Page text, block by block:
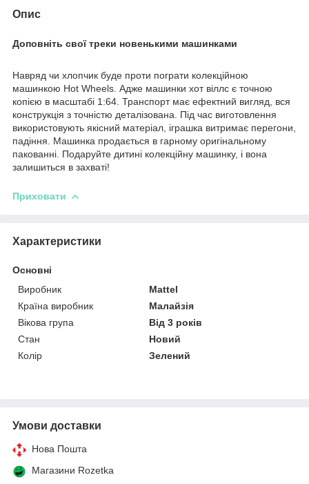
Опис
Доповніть свої треки новенькими машинками
Навряд чи хлопчик буде проти пограти колекційною
машинкою Hot Wheels. Адже машинки хот віллс є точною
копією в масштабі 1:64. Транспорт має ефектний вигляд, вся
конструкція з точністю деталізована. Під час виготовлення
використовують якісний матеріал, іграшка витримає перегони,
падіння. Машинка продається в гарному оригінальному
пакованні. Подаруйте дитині колекційну машинку, і вона
залишиться в захваті!
Приховати
Характеристики
Основні
Виробник
Mattel
Країна виробник
Малайзія
Вікова група
Від 3 років
Стан
Новий
Колір
Зелений
Умови доставки
Нова Пошта
Магазини Rozetka